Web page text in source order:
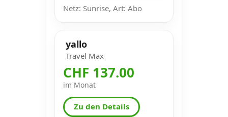
Netz: Sunrise, Art: Abo
yallo
Travel Max
CHF 137.00
im Monat
Zu den Details